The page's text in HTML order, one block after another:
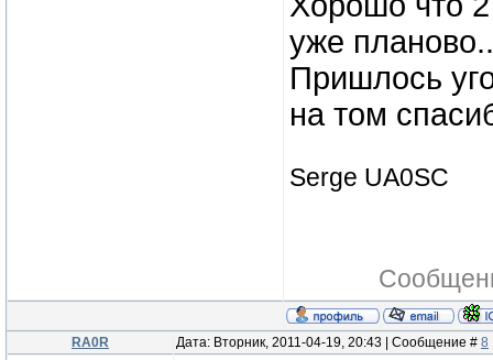
уже
Пришлось
на том
Serge UA0SC
RA0R Дата: Вторник, 2011-04-19, 20:43 | Сообщение # 8